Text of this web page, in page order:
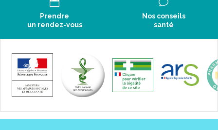
Un amplificateur de sons pour toutes les situations…
Très facile à utiliser grâce à ses 2 fonctions préréglées, il offre
un son amplifié au rendu naturel adapté à l’environnement
✔ Endroit calme: télévision et conversations
Prendre
un rendez-vous
Nos conseils
santé